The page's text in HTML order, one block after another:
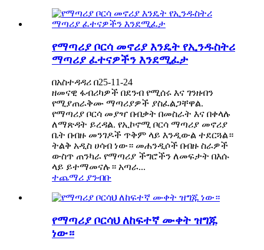
የማጣሪያ ቦርሳ መኖሪያ እንዴት የኢንዱስትሪ
ማጣሪያ ፈተናዎችን እንደሚፈታ
በአስተዳዳሪ በ25-11-24
ዘመናዊ ፋብሪካዎች በደንብ የሚሰሩ እና ገንዘብን
የሚያጠራቅሙ ማጣሪያዎች ያስፈልጋቸዋል.
የማጣሪያ ቦርሳ መያዣ በብቃት በመስራት እና በቀላሉ
ለማጽዳት ይረዳል. የኢኮኖሚ ቦርሳ ማጣሪያ መኖሪያ
ቤት በብዙ መንገዶች ጥቅም ላይ እንዲውል ተደርጓል።
ትልቅ አዲስ ሀሳብ ነው። መሐንዲሶች በብዙ ስራዎች
ውስጥ ጠንካራ የማጣሪያ ችግሮችን ለመፍታት በእሱ
ላይ ይተማመናሉ። አጣራ...
ተጨማሪ ያንብቡ
የማጣሪያ ቦርሳህ ለከፍተኛ ሙቀት ዝግጁ
ነው።